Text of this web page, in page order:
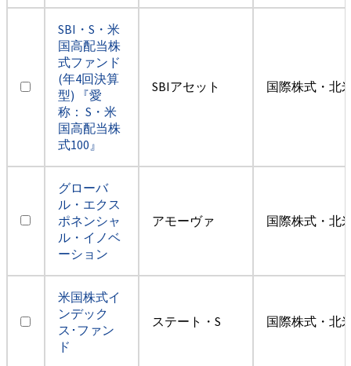
SBI・S・米
国高配当株
式ファンド
(年4回決算
型) 『愛
称： S・米
国高配当株
式100』
SBIアセット 国際株式・北
グローバ
ル・エクス
ポネンシャ
ル・イノベ
ーション
アモーヴァ 国際株式・北
米国株式イ
ンデック
ス･ファン
ド
ステート・S 国際株式・北